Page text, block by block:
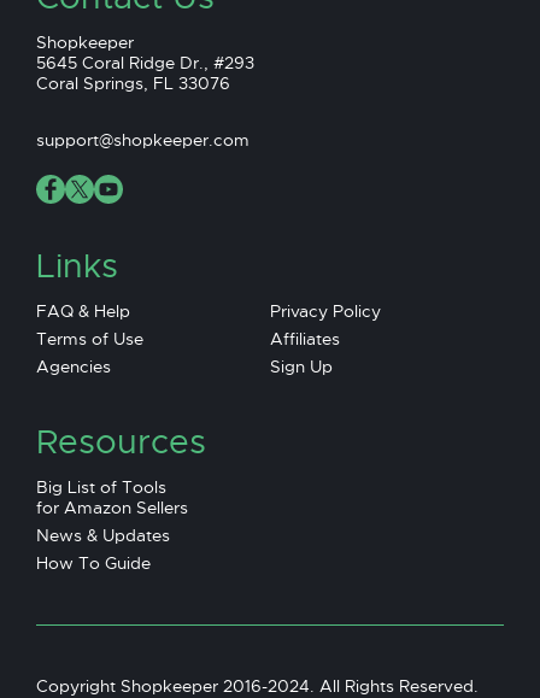
Shopkeeper
5645 Coral Ridge Dr., #293
Coral Springs, FL 33076
support@shopkeeper.com
Links
FAQ & Help
Privacy Policy
Terms of Use
Affiliates
Agencies
Sign Up
Resources
Big List of Tools
for Amazon Sellers
News & Updates
How To Guide
Copyright Shopkeeper 2016-2024. All Rights Reserved.